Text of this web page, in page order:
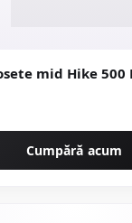
mid Hike
Cumpără acum